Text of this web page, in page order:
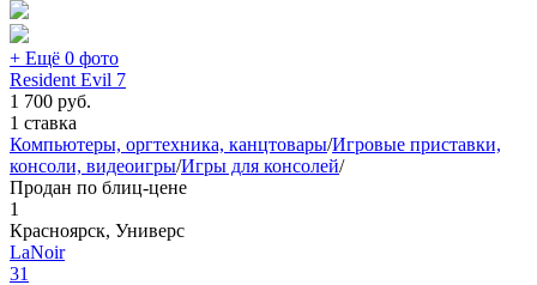
+ Ещё 0 фото
Resident Evil 7
1 700 руб.
1 ставка
Компьютеры, оргтехника, канцтовары/Игровые приставки,
консоли, видеоигры/Игры для консолей/
Продан по блиц-цене
1
Красноярск, Универс
LaNoir
31